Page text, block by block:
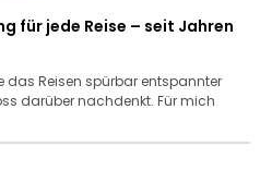
für jede Reise – seit Jahren
das Reisen spürbar entspannter
darüber nachdenkt. Für mich